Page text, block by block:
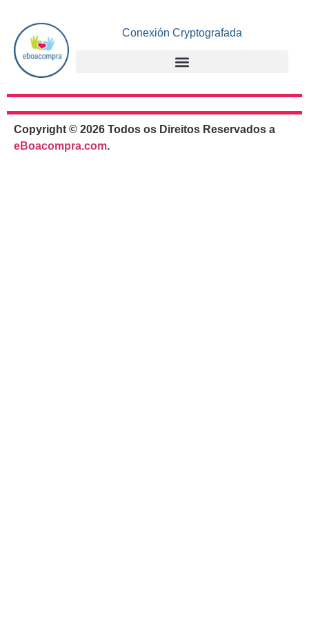
Conexión Cryptografada
Copyright © 2026 Todos os Direitos Reservados a
eBoacompra.com.